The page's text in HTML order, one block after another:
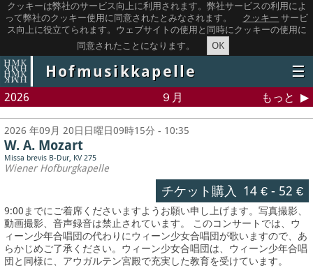
クッキーは弊社のサービス向上に利用されます。弊社サービスの利用によ
って弊社のクッキー使用に同意されたとみなされます。
クッキー サービ
ス向上に役立てられます。ウェブサイトの使用と同時にクッキーの使用に
同意されたことになります。
OK
Hofmusikkapelle ☰
2026 ９月 もっと
2026 年09月 20日日曜日09時15分 - 10:35
W. A. Mozart
Missa brevis B-Dur, KV 275
Wiener Hofburgkapelle
チケット購入 14 €- 52 €
9:00までにご着席くださいますようお願い申し上げます。写真撮影、
動画撮影、音声録音は禁止されています。 このコンサートでは、ウ
ィーン少年合唱団の代わりにウィーン少女合唱団が歌いますので、あ
らかじめご了承ください。ウィーン少女合唱団は、ウィーン少年合唱
団と同様に、アウガルテン宮殿で充実した教育を受けています。